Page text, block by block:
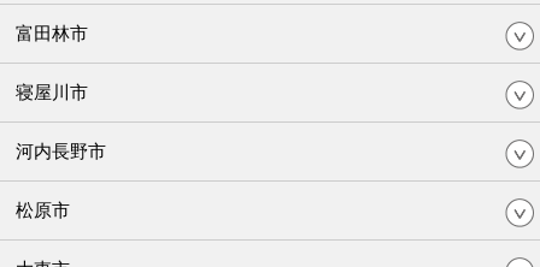
富田林市
寝屋川市
河内長野市
松原市